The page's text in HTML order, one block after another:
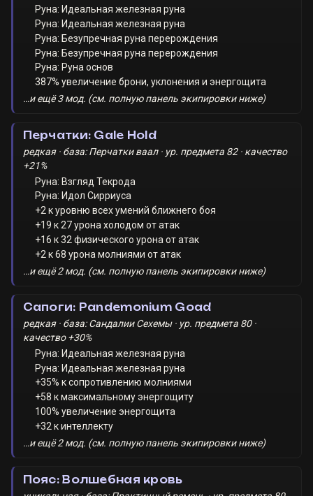
Руна: Идеальная железная руна
Руна: Идеальная железная руна
Руна: Безупречная руна перерождения
Руна: Безупречная руна перерождения
Руна: Руна основ
387% увеличение брони, уклонения и энергощита
…и ещё 3 мод. (см. полную панель экипировки ниже)
Перчатки: Gale Hold
редкая · база: Перчатки ваал · ур. предмета 82 · качество
+21%
Руна: Взгляд Текрода
Руна: Идол Сирриуса
+2 к уровню всех умений ближнего боя
+19 к 27 урона холодом от атак
+16 к 32 физического урона от атак
+2 к 68 урона молниями от атак
…и ещё 2 мод. (см. полную панель экипировки ниже)
Сапоги: Pandemonium Goad
редкая · база: Сандалии Сехемы · ур. предмета 80 ·
качество +30%
Руна: Идеальная железная руна
Руна: Идеальная железная руна
+35% к сопротивлению молниями
+58 к максимальному энергощиту
100% увеличение энергощита
+32 к интеллекту
…и ещё 2 мод. (см. полную панель экипировки ниже)
Пояс: Волшебная кровь